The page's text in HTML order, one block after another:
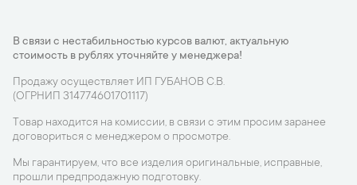
В связи с нестабильностью курсов валют, актуальную
стоимость в рублях уточняйте у менеджера!
Продажу осуществляет ИП ГУБАНОВ С.В.
(ОГРНИП 314774601701117)
Товар находится на комиссии, в связи с этим просим заранее
договориться с менеджером о просмотре.
Мы гарантируем, что все изделия оригинальные, исправные,
прошли предпродажную подготовку.